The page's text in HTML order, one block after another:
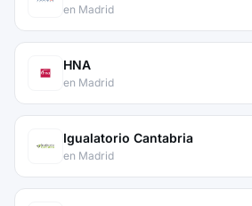
en Madrid
HNA
en Madrid
Igualatorio Cantabria
en Madrid